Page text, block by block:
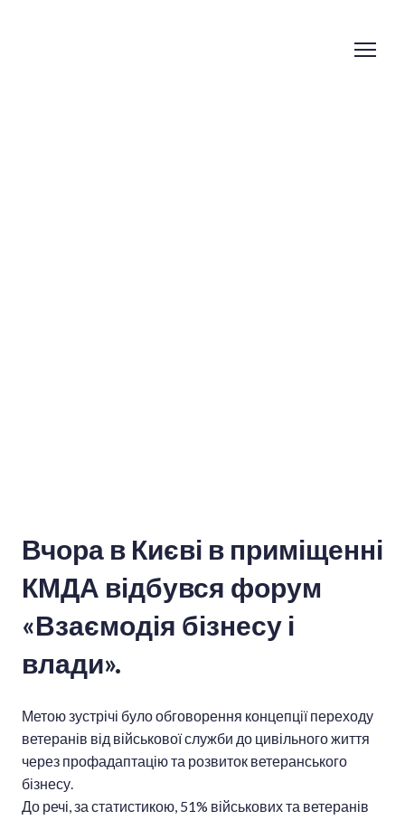
Вчора в Києві в приміщенні
КМДА відбувся форум
«Взаємодія бізнесу і
влади».
Метою зустрічі було обговорення концепції переходу
ветеранів від військової служби до цивільного життя
через профадаптацію та розвиток ветеранського
бізнесу.
До речі, за статистикою, 51% військових та ветеранів